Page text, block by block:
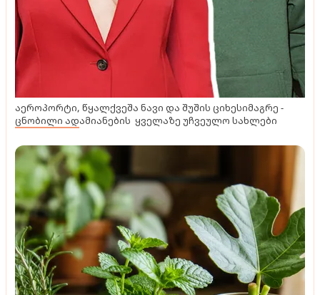
აეროპორტი, წყალქვეშა ნავი და შუშის ციხესიმაგრე -
ცნობილი ადამიანების ყველაზე უჩვეულო სახლები